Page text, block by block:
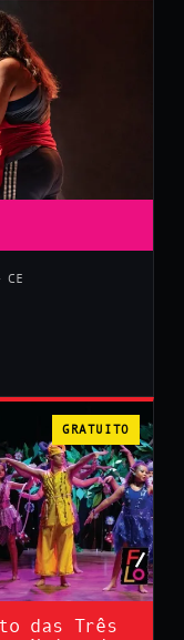
GRATUITO
das Três